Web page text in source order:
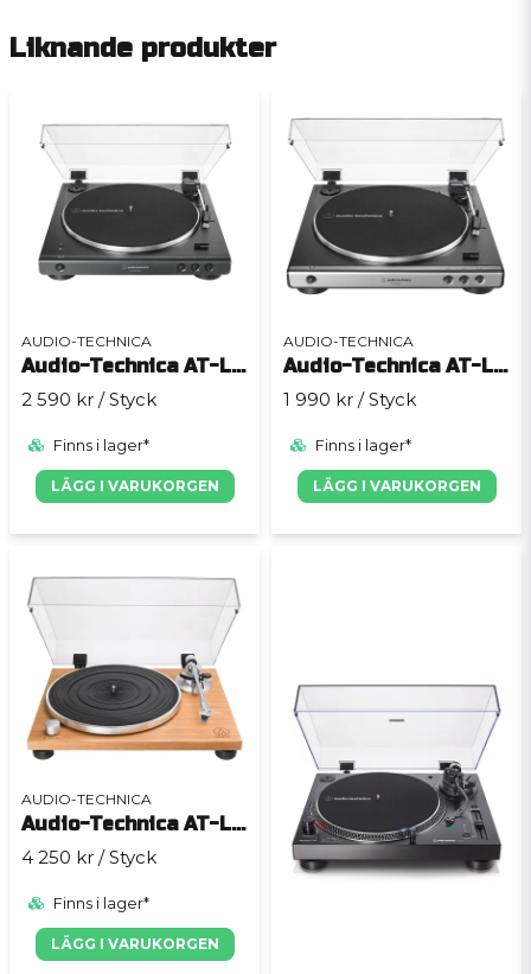
Liknande produkter
AUDIO-TECHNICA
Audio-Technica AT-LP60XBTBK
2 590 kr / Styck
Finns i lager*
LÄGG I VARUKORGEN
AUDIO-TECHNICA
Audio-Technica AT-LP60XUSBGM
1 990 kr / Styck
Finns i lager*
LÄGG I VARUKORGEN
AUDIO-TECHNICA
Audio-Technica AT-LPW30TK
4 250 kr / Styck
Finns i lager*
LÄGG I VARUKORGEN